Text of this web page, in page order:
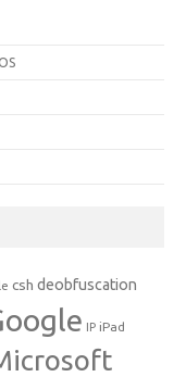
csh deobfuscation
IP iPad